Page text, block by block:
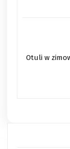
Otuli w